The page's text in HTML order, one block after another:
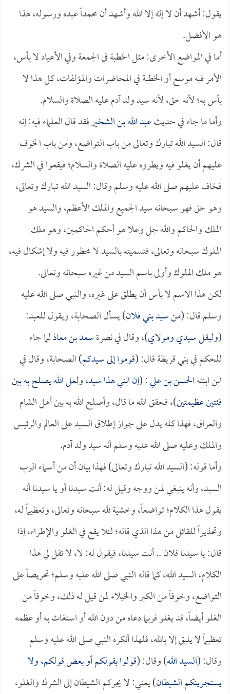
يقول: أشهد أن لا إله إلا الله وأشهد أن محمداً عبده ورسوله، هذا
هو الأفضل.
أما في المواضع الأخرى: مثل الخطبة في الجمعة وفي الأعياد لا بأس،
الأمر فيه موسع أو الخطبة في المحاضرات والمؤلفات، كل هذا لا
بأس به؛ لأنه حق، لأنه سيد ولد آدم عليه الصلاة والسلام.
وأما ما جاء في حديثعبد الله بن الشخيرفقد قال العلماء فيه: إنه
قال: السيد الله تبارك وتعالى من باب التواضع، ومن باب الخوف
عليهم أن يغلو فيه ويطروه عليه الصلاة والسلام؛ فيقعوا في الشرك،
فخاف عليهم صلى الله عليه وسلم وقال: السيد الله تبارك وتعالى،
وهو حق فهو سبحانه سيد الجميع والملك الأعظم، والسيد هو
الملك والحاكم والله جل وعلا هو أحكم الحاكمين، وهو ملك
الملوك سبحانه وتعالى، فتسميته بالسيد لا محظور فيه ولا إشكال فيه،
هو ملك الملوك وأولى باسم السيد من غيره سبحانه وتعالى.
لكن هذا الاسم لا بأس أن يطلق على غيره، والنبي صلى الله عليه
وسلم قال: (من سيد بني فلان) يسأل الصحابة، ويقول للعبد:
(وليقل سيدي ومولاي)، وقال في نصرةسعد بن معاذلما جاء
للحكم في بني قريظة قال: (قوموا إلى سيدكم) الصحابة، وقال في
ابن ابنتهالحسن بن علي: (إن ابني هذا سيد، ولعل الله يصلح به بين
فئتين عظيمتين)، فحقق الله ما قال، وأصلح الله به بين أهل الشام
والعراق، فهذا كله يدل على جواز إطلاق السيد على العالم والرئيس
والملك وعليه صلى الله عليه وسلم أنه سيد ولد آدم.
وأما قوله: (السيد الله تبارك وتعالى) فهذا بيان أن من أسماء الرب
السيد، وأنه ينبغي لمن ووجه وقيل له: أنت سيدنا أو يا سيدنا أنه
يقول هذا الكلام؛ تواضعاً، وخشية لله سبحانه وتعالى، وتعظيماً له،
وتحذيراً للقائل من هذا الذي قاله؛ لئلا يقع في الغلو والإطراء، إذا
قال: يا سيدنا فلان .. أنت سيدنا، فيقول له: لا، لا تقل لي هذا
الكلام، السيد الله، كما قاله النبي صلى الله عليه وسلم؛ تحريضاً على
التواضع، وخوفاً من الكبر والخيلاء لمن قيل له ذلك، وخوفاً من
الغلو أيضاً، قد يغلو فربما دعاه من دون الله أو استغاث به أو عظمه
تعظيماً لا يليق إلا بالله، فلهذا أنكره النبي صلى الله عليه وسلم
وقال: (السيد الله) وقال: (قولوا بقولكم أو بعض قولكم، ولا
يستجرينكم الشيطان) يعني: لا يجركم الشيطان إلى الشرك والغلو،